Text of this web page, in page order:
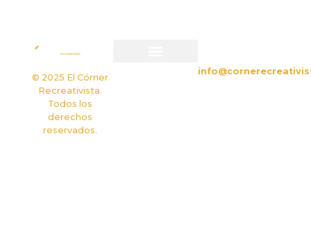
© 2025 El Córner
Recreativista.
Todos los
derechos
reservados.